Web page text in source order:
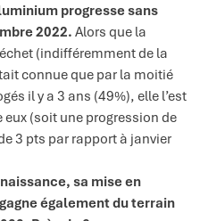
progresse sans
2022. Alors que la
(indifféremment de la
connue que par la moitié
il y a 3 ans (49%), elle l’est
eux (soit une progression de
3 pts par rapport à janvier
sa mise en
également du terrain